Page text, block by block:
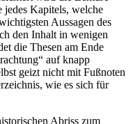
jedes Kapitels, welche
Aussagen des
den Inhalt in wenigen
die Thesen am Ende
auf knapp
geizt nicht mit Fußnoten
wie es sich für
Abriss zum